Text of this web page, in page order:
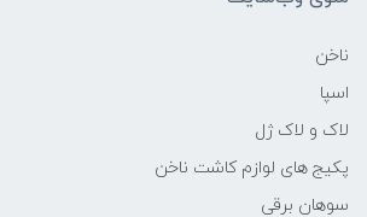
ناخن
اسپا
لاک و لاک ژل
پکیج های لوازم کاشت ناخن
سوهان برقی